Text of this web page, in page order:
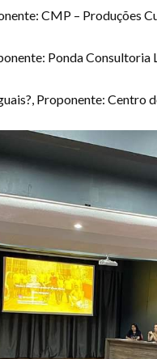
CMP – Produções
Ponda Consultoria
Proponente: Centro